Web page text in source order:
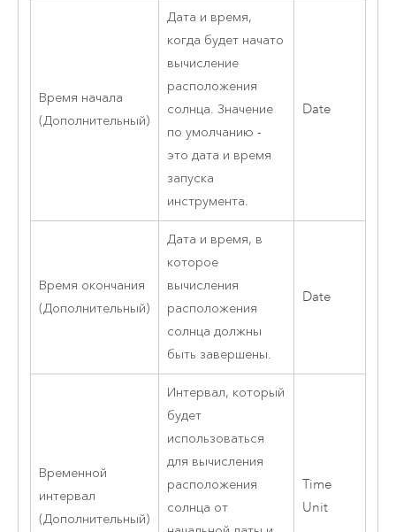
Время начала
(Дополнительный)
Дата и время,
когда будет начато
вычисление
расположения
солнца. Значение
по умолчанию -
это дата и время
запуска
инструмента.
Date
Время окончания
(Дополнительный)
Дата и время, в
которое
вычисления
расположения
солнца должны
быть завершены.
Date
Временной
интервал
(Дополнительный)
Интервал, который
будет
использоваться
для вычисления
расположения
солнца от
Time
Unit